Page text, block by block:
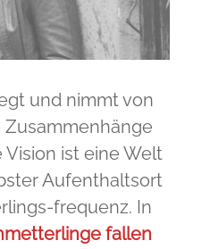
und nimmt von
Vision ist eine Welt
Aufenthaltsort
frequenz. In
fallen